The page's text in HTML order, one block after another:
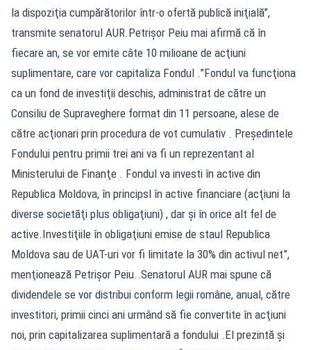
la dispoziţia cumpărătorilor într-o ofertă publică iniţială”,
transmite senatorul AUR.Petrişor Peiu mai afirmă că în
fiecare an, se vor emite câte 10 milioane de acţiuni
suplimentare, care vor capitaliza Fondul .”Fondul va funcţiona
ca un fond de investiţii deschis, administrat de către un
Consiliu de Supraveghere format din 11 persoane, alese de
către acţionari prin procedura de vot cumulativ . Preşedintele
Fondului pentru primii trei ani va fi un reprezentant al
Ministerului de Finanţe . Fondul va investi în active din
Republica Moldova, în principsl în active financiare (acţiuni la
diverse societăţi plus obligaţiuni) , dar şi în orice alt fel de
active.Investiţiile în obligaţiuni emise de staul Republica
Moldova sau de UAT-uri vor fi limitate la 30% din activul net”,
menţionează Petrişor Peiu..Senatorul AUR mai spune că
dividendele se vor distribui conform legii române, anual, către
investitori, primii cinci ani urmând să fie convertite în acţiuni
noi, prin capitalizarea suplimentară a fondului .El prezintă şi